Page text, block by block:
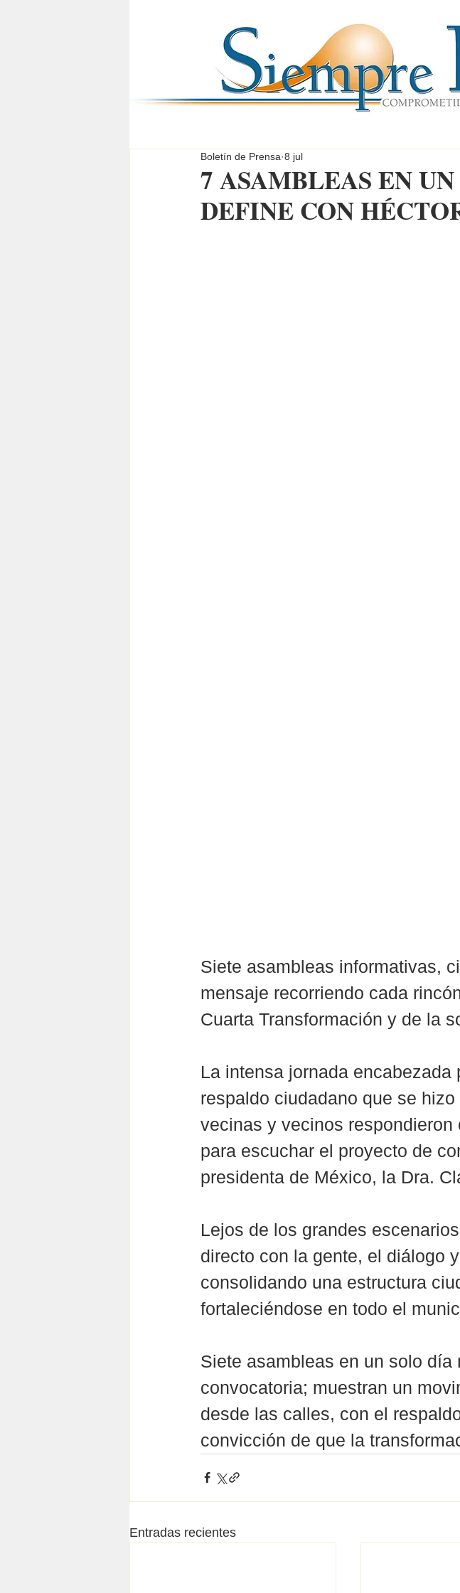
7 ASAMBLEAS EN
DEFINE CON
Boletín de Prensa 8 jul
Siete asambleas informativas,
mensaje recorriendo cada
Cuarta Transformación y de la
La intensa jornada
respaldo ciudadano que se
vecinas y vecinos
para escuchar el proyecto de
presidenta de México, la Dra.
Lejos de los grandes
directo con la gente, el diálogo
consolidando una estructura
fortaleciéndose en todo el
Siete asambleas en un solo
convocatoria; muestran un
desde las calles, con el
convicción de que la
Entradas recientes